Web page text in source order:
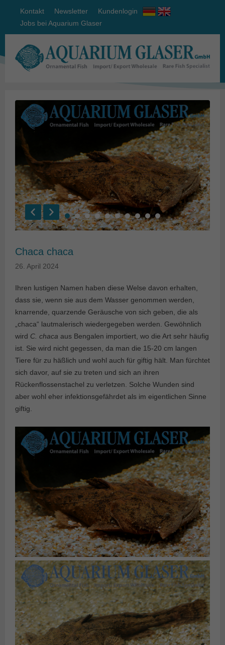
Kontakt Newsletter
Kundenlogin
Jobs bei Aquarium Glaser
Chaca chaca
26. April 2024
Ihren lustigen Namen haben diese Welse davon erhalten,
dass sie, wenn sie aus dem Wasser genommen werden,
knarrende, quarzende Geräusche von sich geben, die als
„chaca“ lautmalerisch wiedergegeben werden. Gewöhnlich
wird C. chaca aus Bengalen importiert, wo die Art sehr häufig
ist. Sie wird nicht gegessen, da man die 15-20 cm langen
Tiere für zu häßlich und wohl auch für giftig hält. Man fürchtet
sich davor, auf sie zu treten und sich an ihren
Rückenflossenstachel zu verletzen. Solche Wunden sind
aber wohl eher infektionsgefährdet als im eigentlichen Sinne
giftig.